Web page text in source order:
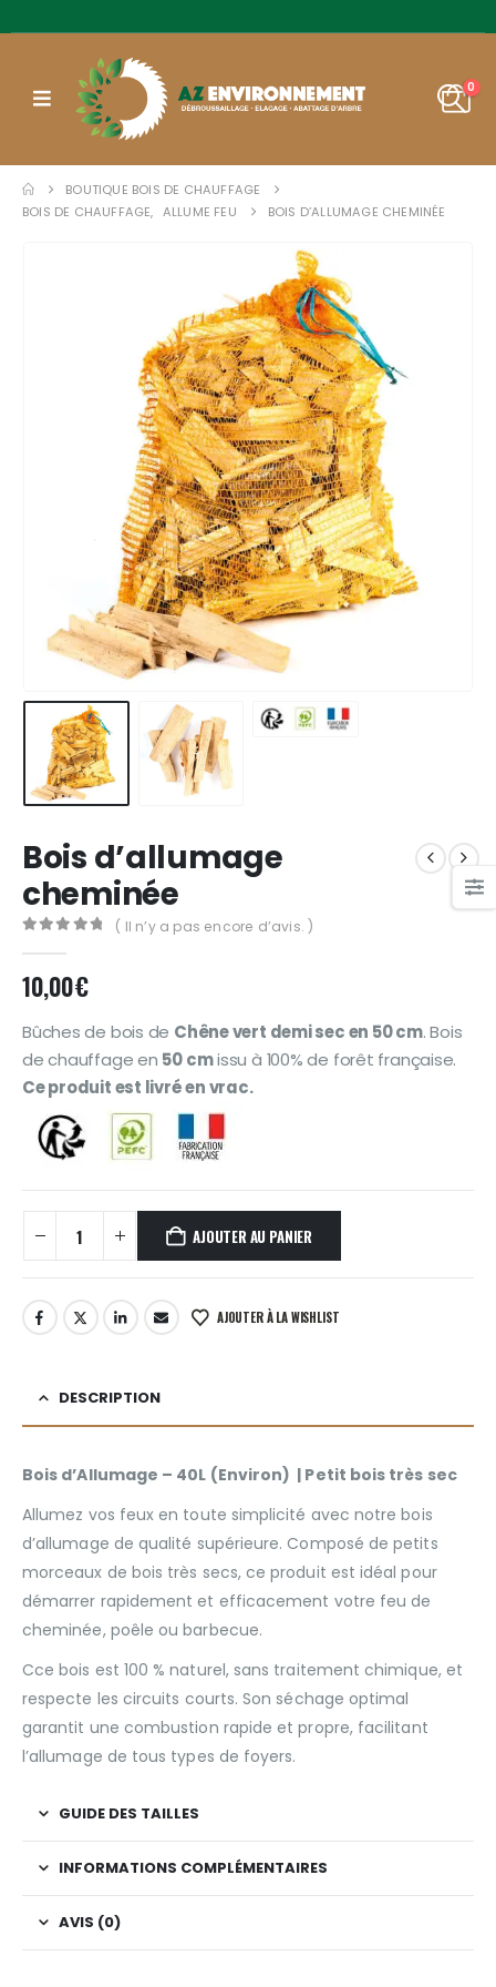
0
BOUTIQUE BOIS DE CHAUFFAGE
BOIS DE CHAUFFAGE, ALLUME FEU BOIS D’ALLUMAGE CHEMINÉE
Bois d’allumage
cheminée
( Il n’y a pas encore d’avis. )
10,00€
Bûches de bois de Chêne vert demi sec en 50 cm. Bois
de chauffage en 50 cmissu à 100% de forêt française.
Ce produit est livré en vrac.
AJOUTER AU PANIER
AJOUTER À LA WISHLIST
DESCRIPTION
Bois d’Allumage – 40L (Environ) | Petit bois très sec
Allumez vos feux en toute simplicité avec notre bois
d’allumage de qualité supérieure. Composé de petits
morceaux de bois très secs, ce produit est idéal pour
démarrer rapidement et efficacement votre feu de
cheminée, poêle ou barbecue.
Cce bois est 100 % naturel, sans traitement chimique, et
respecte les circuits courts. Son séchage optimal
garantit une combustion rapide et propre, facilitant
l’allumage de tous types de foyers.
GUIDE DES TAILLES
INFORMATIONS COMPLÉMENTAIRES
AVIS (0)